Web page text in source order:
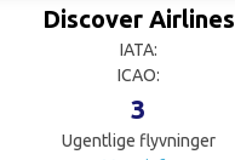
Discover Airlines
IATA:
ICAO:
3
Ugentlige flyvninger